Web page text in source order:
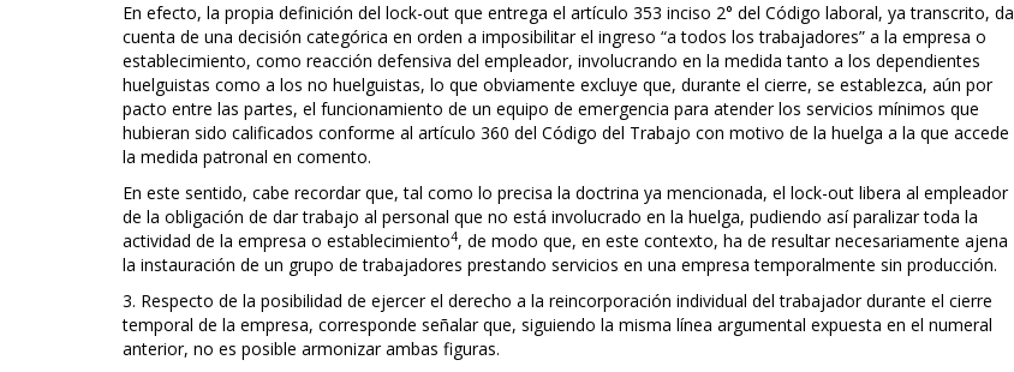
En efecto, la propia definición del lock-out que entrega el artículo 353 inciso 2° del Código laboral, ya transcrito, da
cuenta de una decisión categórica en orden a imposibilitar el ingreso “a todos los trabajadores” a la empresa o
establecimiento, como reacción defensiva del empleador, involucrando en la medida tanto a los dependientes
huelguistas como a los no huelguistas, lo que obviamente excluye que, durante el cierre, se establezca, aún por
pacto entre las partes, el funcionamiento de un equipo de emergencia para atender los servicios mínimos que
hubieran sido calificados conforme al artículo 360 del Código del Trabajo con motivo de la huelga a la que accede
la medida patronal en comento.
En este sentido, cabe recordar que, tal como lo precisa la doctrina ya mencionada, el lock-out libera al empleador
de la obligación de dar trabajo al personal que no está involucrado en la huelga, pudiendo así paralizar toda la
actividad de la empresa o establecimiento4, de modo que, en este contexto, ha de resultar necesariamente ajena
la instauración de un grupo de trabajadores prestando servicios en una empresa temporalmente sin producción.
3. Respecto de la posibilidad de ejercer el derecho a la reincorporación individual del trabajador durante el cierre
temporal de la empresa, corresponde señalar que, siguiendo la misma línea argumental expuesta en el numeral
anterior, no es posible armonizar ambas figuras.